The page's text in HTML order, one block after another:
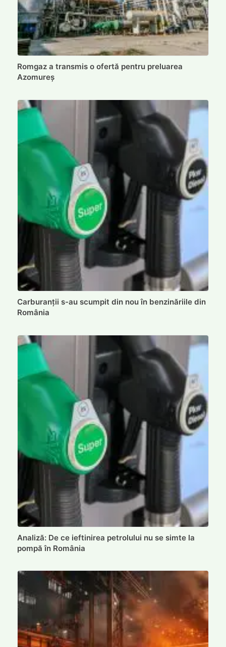
Romgaz a transmis o ofertă pentru preluarea
Azomureș
Carburanții s-au scumpit din nou în benzinăriile din
România
Analiză: De ce ieftinirea petrolului nu se simte la
pompă în România